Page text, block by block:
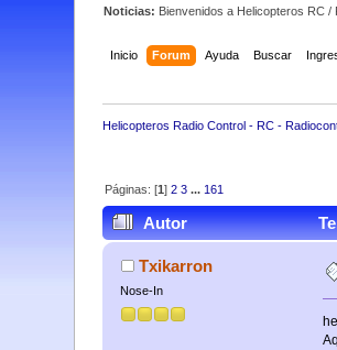
Noticias: Bienvenidos a Helicopteros RC /
Inicio Forum Ayuda Buscar
Helicopteros Radio Control - RC -
Páginas: [1]2 3 ... 161
Autor
Txikarron
Nose-In